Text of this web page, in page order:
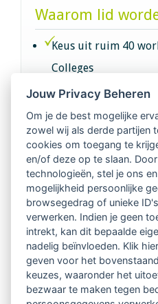
Waarom lid
Keus uit ruim 40
Colleges
Intervisie met
Netwerk van 2100
regio's
Vindbaar voor
Tijdschrift voor
Begeleidingskunde
Beroepsregistratie
Jouw Privacy Beheren
Om je de best mogelijke
zowel wij als derde partijen
cookies om toegang te
en/of deze op te slaan.
technologieën, stel je ons
mogelijkheid persoonlijke
browsegedrag of unieke
verwerken. Indien je geen
intrekt, kan dit bepaalde
nadelig beïnvloeden. Klik
geven voor het
keuzes, waaronder het
bezwaar te maken tegen